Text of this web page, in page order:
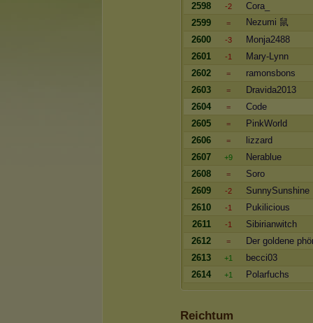
2598
-2
Cora_
2599
=
Nezumi 鼠
2600
-3
Monja2488
2601
-1
Mary-Lynn
2602
=
ramonsbons
2603
=
Dravida2013
2604
=
Code
2605
=
PinkWorld
2606
=
lizzard
2607
+9
Nerablue
2608
=
Soro
2609
-2
SunnySunshine
2610
-1
Pukilicious
2611
-1
Sibirianwitch
2612
=
Der goldene
2613
+1
becci03
2614
+1 Polarfuchs
Reichtum